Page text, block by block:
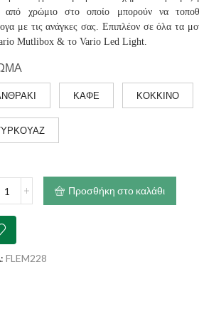
από χρώμιο στο οποίο μπορούν να
με τις ανάγκες σας. Επιπλέον σε όλα τα
Mutlibox & το Vario Led Light.
ΚΑΦΕ ΚΟΚΚΙΝΟ
Προσθήκη στο καλάθι
FLEM228